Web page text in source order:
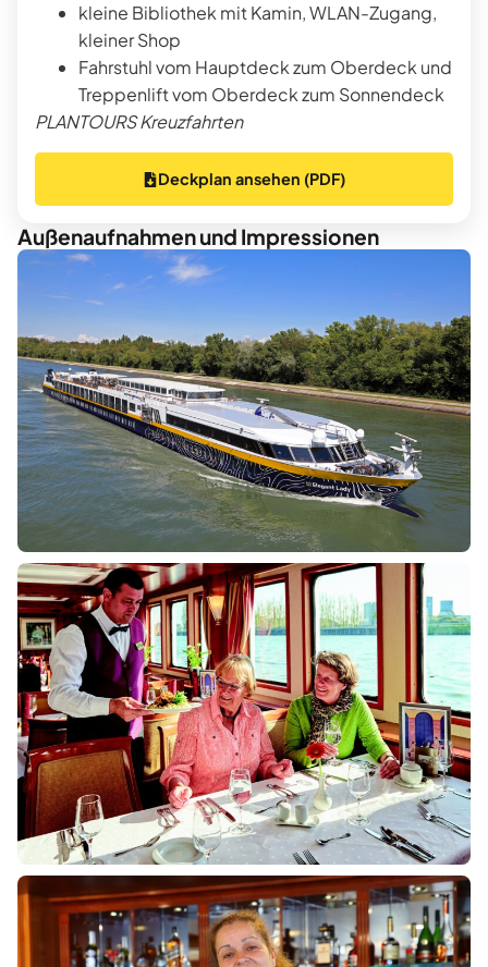
Außenaufnahmen und Impressionen
kleine Bibliothek mit Kamin, WLAN-Zugang,
kleiner Shop
Fahrstuhl vom Hauptdeck zum Oberdeck und
Treppenlift vom Oberdeck zum Sonnendeck
PLANTOURS Kreuzfahrten
Deckplan ansehen (PDF)